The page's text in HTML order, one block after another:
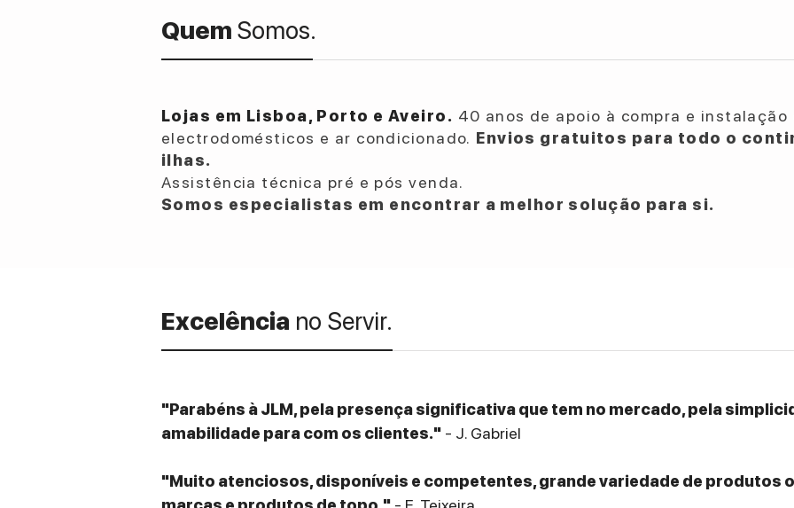
Quem Somos.
Lojas em Lisboa, Porto e Aveiro. 40 anos de apoio à compra e instalação
electrodomésticos e ar condicionado. Envios gratuitos para todo o
ilhas.
Assistência técnica pré e pós venda.
Somos especialistas em encontrar a melhor solução para si.
Excelência no Servir.
"Parabéns à JLM, pela presença significativa que tem no mercado, pela
amabilidade para com os clientes." - J. Gabriel
"Muito atenciosos, disponíveis e competentes, grande variedade de produtos